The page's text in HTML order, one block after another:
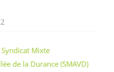
Mixte
de la Durance (SMAVD)